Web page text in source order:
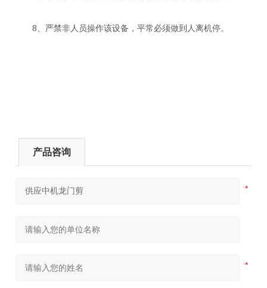
8、严禁非人员操作该设备，平常必须做到人离机停。
产品咨询